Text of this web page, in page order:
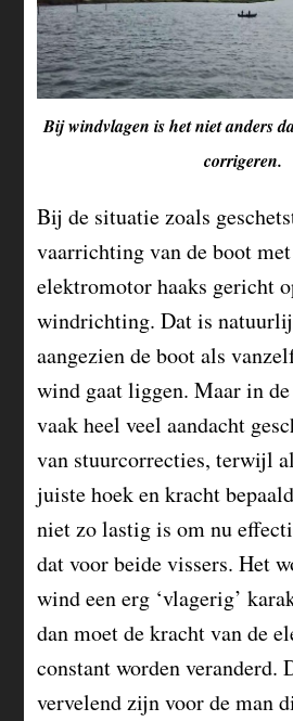
Bij windvlagen is het niet anders
corrigeren.
Bij de situatie zoals
vaarrichting van de boot
elektromotor haaks gericht
windrichting. Dat is
aangezien de boot als
wind gaat liggen. Maar in
vaak heel veel aandacht
van stuurcorrecties, terwijl
juiste hoek en kracht
niet zo lastig is om nu
dat voor beide vissers. Het
wind een erg ‘vlagerig’
dan moet de kracht van de
constant worden veranderd.
vervelend zijn voor de man